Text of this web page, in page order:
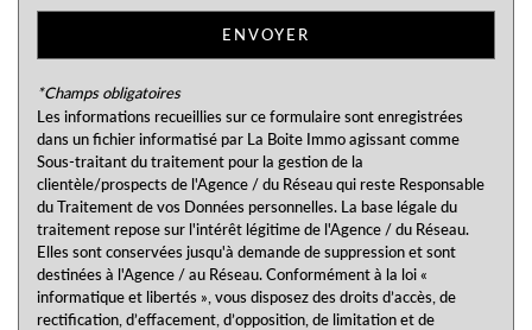
Habitants de plus de 55 ans
Nombre d'enfants par famille
0,92
Familles sans enfant
Familles avec 1 ou 2 enfants
38,95 %
Maisons
70,09 %
Appartements
29,91 %
Familles avec 3 enfants
8,27 %
ENVOYER
*Champs obligatoires
Les informations recueillies sur ce formulaire sont enregistrées
dans un fichier informatisé par La Boite Immo agissant comme
Sous-traitant du traitement pour la gestion de la
clientèle/prospects de l'Agence / du Réseau qui reste Responsable
du Traitement de vos Données personnelles. La base légale du
traitement repose sur l'intérêt légitime de l'Agence / du Réseau.
Elles sont conservées jusqu'à demande de suppression et sont
destinées à l'Agence / au Réseau. Conformément à la loi «
informatique et libertés », vous disposez des droits d’accès, de
rectification, d’effacement, d’opposition, de limitation et de